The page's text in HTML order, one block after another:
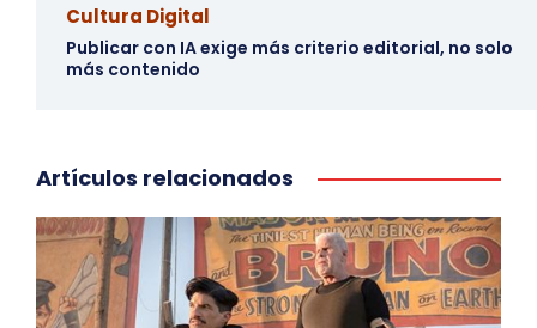
Cultura Digital
Publicar con IA exige más criterio editorial, no solo
más contenido
Artículos relacionados